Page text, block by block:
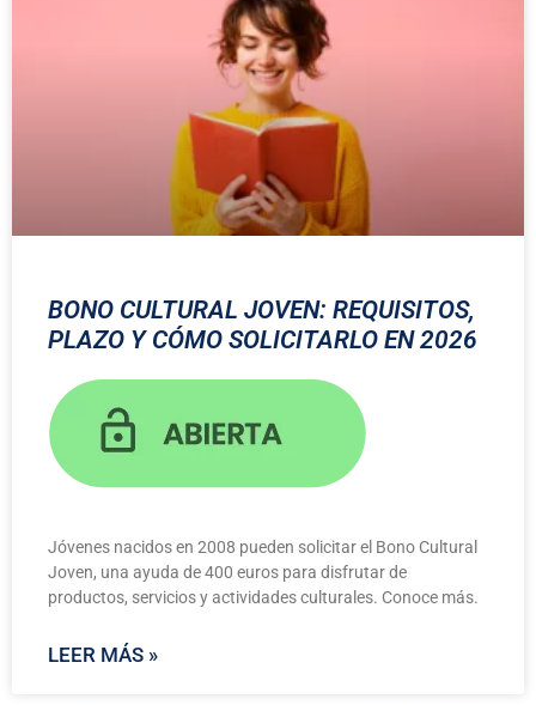
BONO CULTURAL JOVEN: REQUISITOS,
PLAZO Y CÓMO SOLICITARLO EN 2026
Jóvenes nacidos en 2008 pueden solicitar el Bono Cultural
Joven, una ayuda de 400 euros para disfrutar de
productos, servicios y actividades culturales. Conoce más.
LEER MÁS »